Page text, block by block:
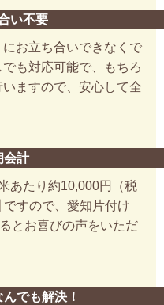
い不要
お立ち合いできなくで
も対応可能で、もちろ
ますので、安心して全
会計
あたり約10,000円（税
すので、愛知片付け
とお喜びの声をいただ
んでも解決！